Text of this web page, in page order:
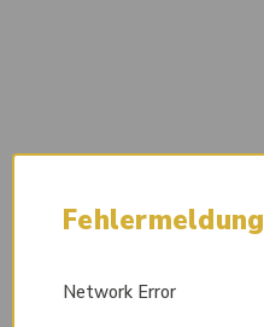
Fehlermeldung
Network Error